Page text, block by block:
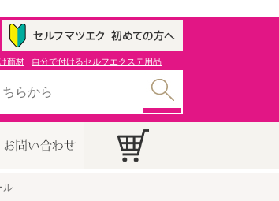
商材 自分で付けるセルフエクステ用品
ル